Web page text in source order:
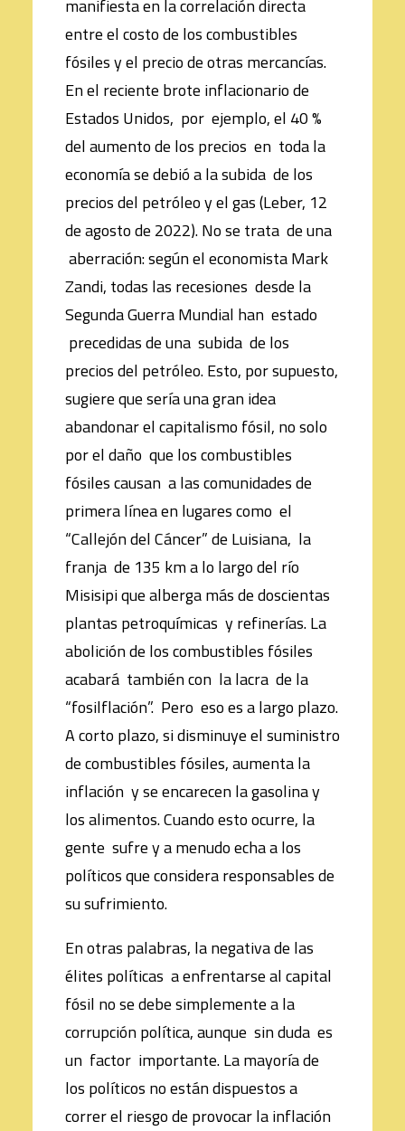
manifiesta en la correlación directa
entre el costo de los combustibles
fósiles y el precio de otras mercancías.
En el reciente brote inflacionario de
Estados Unidos, por ejemplo, el 40 %
del aumento de los precios en toda la
economía se debió a la subida de los
precios del petróleo y el gas (Leber, 12
de agosto de 2022). No se trata de una
aberración: según el economista Mark
Zandi, todas las recesiones desde la
Segunda Guerra Mundial han estado
precedidas de una subida de los
precios del petróleo. Esto, por supuesto,
sugiere que sería una gran idea
abandonar el capitalismo fósil, no solo
por el daño que los combustibles
fósiles causan a las comunidades de
primera línea en lugares como el
“Callejón del Cáncer” de Luisiana, la
franja de 135 km a lo largo del río
Misisipi que alberga más de doscientas
plantas petroquímicas y refinerías. La
abolición de los combustibles fósiles
acabará también con la lacra de la
“fosilflación”. Pero eso es a largo plazo.
A corto plazo, si disminuye el suministro
de combustibles fósiles, aumenta la
inflación y se encarecen la gasolina y
los alimentos. Cuando esto ocurre, la
gente sufre y a menudo echa a los
políticos que considera responsables de
su sufrimiento.
En otras palabras, la negativa de las
élites políticas a enfrentarse al capital
fósil no se debe simplemente a la
corrupción política, aunque sin duda es
un factor importante. La mayoría de
los políticos no están dispuestos a
correr el riesgo de provocar la inflación